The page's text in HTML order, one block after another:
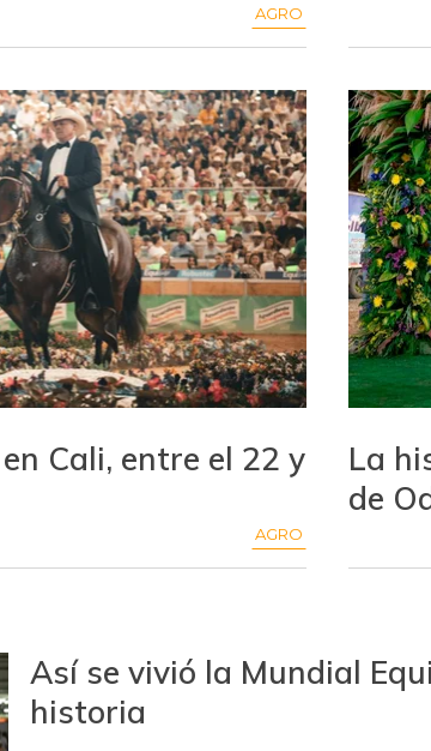
AGRO
Cali, entre el 22 y
AGRO
La
de
Así se vivió la Mundial
historia